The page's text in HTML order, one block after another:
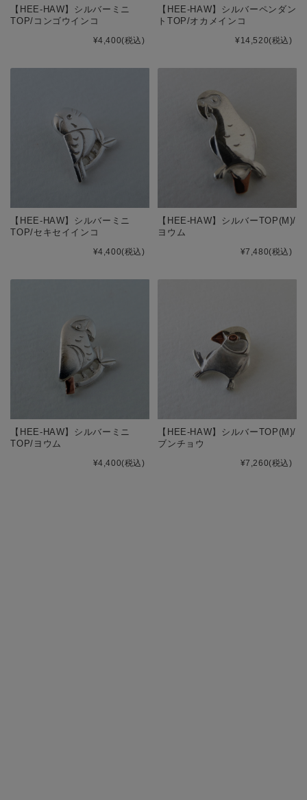
【HEE-HAW】シルバーミニ
TOP/コンゴウインコ
¥4,400(税込)
【HEE-HAW】シルバーペンダン
トTOP/オカメインコ
¥14,520(税込)
【HEE-HAW】シルバーミニ
TOP/セキセイインコ
¥4,400(税込)
【HEE-HAW】シルバーTOP(M)/
ヨウム
¥7,480(税込)
【HEE-HAW】シルバーミニ
TOP/ヨウム
¥4,400(税込)
【HEE-HAW】シルバーTOP(M)/
ブンチョウ
¥7,260(税込)